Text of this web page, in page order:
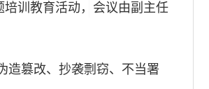
训教育活动，会议由副主任
造篡改、抄袭剽窃、不当署